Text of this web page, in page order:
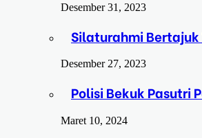
Desember 31, 2023
Silaturahmi Bertajuk
Desember 27, 2023
Polisi Bekuk Pasutri
Maret 10, 2024